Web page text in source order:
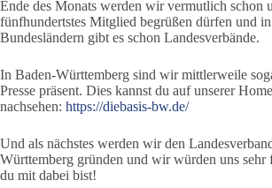
Ende des Monats werden wir vermutlich schon
fünfhundertstes Mitglied begrüßen dürfen und
Bundesländern gibt es schon Landesverbände.
In Baden-Württemberg sind wir mittlerweile
Presse präsent. Dies kannst du auf unserer
nachsehen: https://diebasis-bw.de/
Und als nächstes werden wir den
Württemberg gründen und wir würden uns sehr
du mit dabei bist!